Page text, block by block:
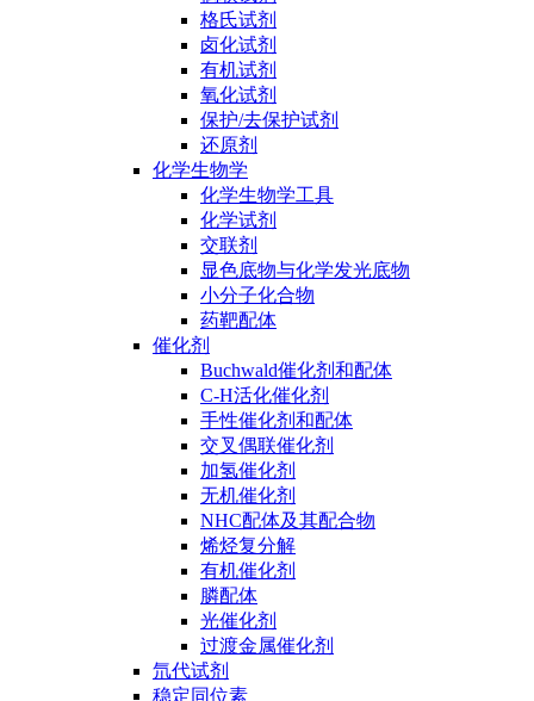
格氏试剂
卤化试剂
有机试剂
氧化试剂
保护/去保护试剂
还原剂
化学生物学
化学生物学工具
化学试剂
交联剂
显色底物与化学发光底物
小分子化合物
药靶配体
催化剂
Buchwald催化剂和配体
C-H活化催化剂
手性催化剂和配体
交叉偶联催化剂
加氢催化剂
无机催化剂
NHC配体及其配合物
烯烃复分解
有机催化剂
膦配体
光催化剂
过渡金属催化剂
氘代试剂
稳定同位素